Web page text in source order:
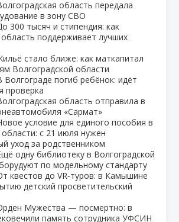
область передала
в зону СВО
300 тысяч и стипендия: как
область поддерживает лучших
стало ближе: как маткапитал
Волгоградской области
Волгограде погиб ребёнок: идёт
проверка
область отправила в
«Сармат»
условие для единого пособия в
с 21 июля нужен
уход за родственником
одну библиотеку в Волгоградской
по модельному стандарту
квестов до VR‑туров: в Камышине
детский просветительский
Мужества — посмертно: в
память сотрудника УФСИН